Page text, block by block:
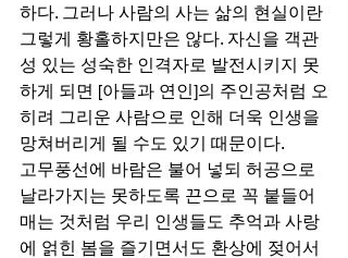
하다. 그러나 사람의 사는 삶의 현실이란
그렇게 황홀하지만은 않다. 자신을 객관
성 있는 성숙한 인격자로 발전시키지 못
하게 되면 [아들과 연인]의 주인공처럼 오
히려 그리운 사람으로 인해 더욱 인생을
망쳐버리게 될 수도 있기 때문이다.
고무풍선에 바람은 불어 넣되 허공으로
날라가지는 못하도록 끈으로 꼭 붙들어
매는 것처럼 우리 인생들도 추억과 사랑
에 얽힌 봄을 즐기면서도 환상에 젖어서